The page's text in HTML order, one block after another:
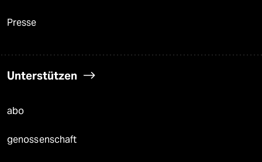
Presse
Unterstützen
abo
genossenschaft